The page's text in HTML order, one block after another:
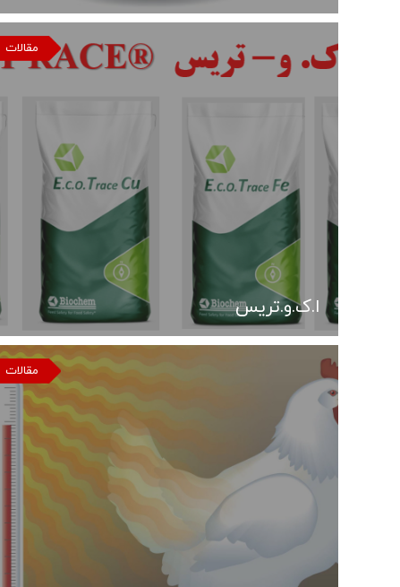
ا.ک.و.تریس
مقالات
مقالات